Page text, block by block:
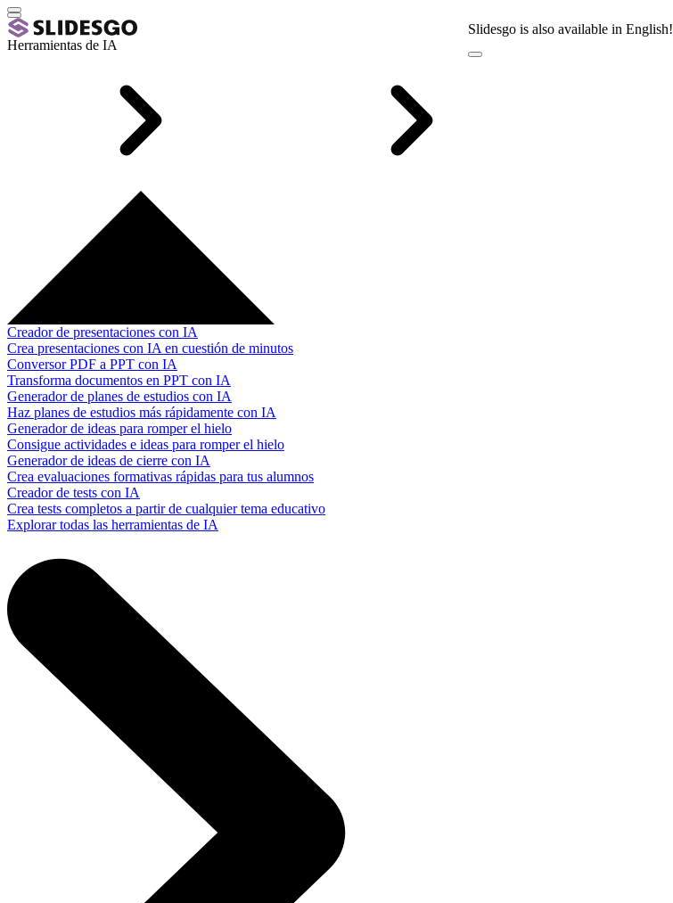
Slidesgo is also available in English!
Herramientas de IA
Creador de presentaciones con IA
Crea presentaciones con IA en cuestión de minutos
Conversor PDF a PPT con IA
Transforma documentos en PPT con IA
Generador de planes de estudios con IA
Haz planes de estudios más rápidamente con IA
Generador de ideas para romper el hielo
Consigue actividades e ideas para romper el hielo
Generador de ideas de cierre con IA
Crea evaluaciones formativas rápidas para tus alumnos
Creador de tests con IA
Crea tests completos a partir de cualquier tema educativo
Explorar todas las herramientas de IA